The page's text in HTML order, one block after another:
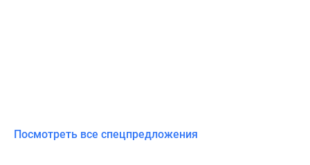
Посмотреть все спецпредложения